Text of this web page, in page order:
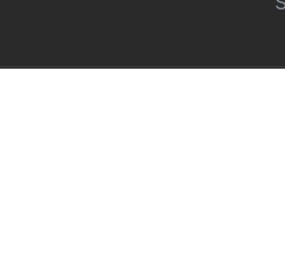
Adresa pro vrácení a výměnu